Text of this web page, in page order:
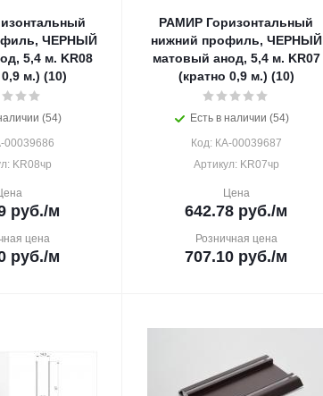
ЧЕРНЫЙ
5,4 м. KR08
м.) (10)
(54)
00039686
KR08чр
руб./м
цена
руб./м
РАМИР Горизонтальный
нижний профиль, ЧЕРНЫЙ
матовый анод, 5,4 м. KR07
(кратно 0,9 м.) (10)
Есть в наличии (54)
Код: КА-00039687
Артикул: KR07чр
Цена
642.78 руб./м
Розничная цена
707.10 руб./м